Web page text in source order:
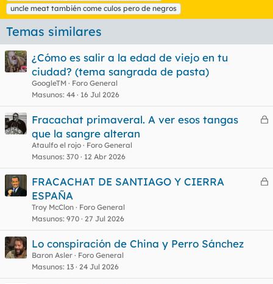
uncle meat también come culos pero de negros
Temas similares
¿Cómo es salir a la edad de viejo en tu
ciudad? (tema sangrada de pasta)
GoogleTM
Foro General
Masunos 44 16 Jul 2026
C
a
d
Fracachat primaveral. A ver esos tangas
que la sangre alteran
Ataulfo el rojo
Foro General
Masunos 370 12 Abr 2026
C
a
FRACACHAT DE SANTIAGO Y CIERRA
ESPAÑA
Troy McClon
Foro General
Masunos 970 27 Jul 2026
Lo conspiración de China y Perro Sánchez
Baron Asler
Foro General
Masunos 13 24 Jul 2026